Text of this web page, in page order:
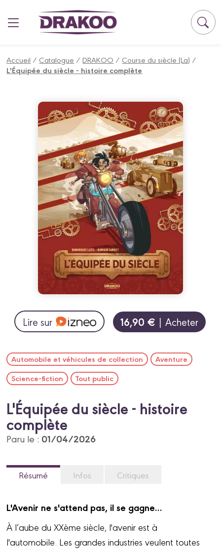
Accueil / Catalogue /DRAKOO / Course du siècle (La) /
L'Équipée du siècle - histoire complète
Lire sur 16,90 € | Acheter
Automobile et véhicules de collection
Aventure
Science-fiction
Tout public
L'Équipée du siècle - histoire
complète
Paru le : 01/04/2026
Résumé Infos Critiques
L'Avenir ne s'attend pas, il se gagne…
À l’aube du XXème siècle, l'avenir est à
l'automobile. Les grandes industries veulent toutes